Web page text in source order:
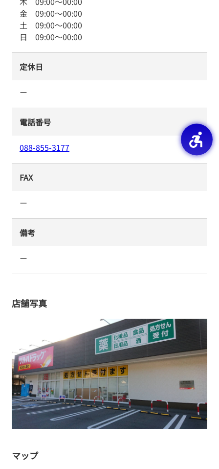
金 09:00～00:00
土 09:00～00:00
日 09:00～00:00
定休日
ー
電話番号
088-855-3177
FAX
ー
備考
ー
店舗写真
マップ